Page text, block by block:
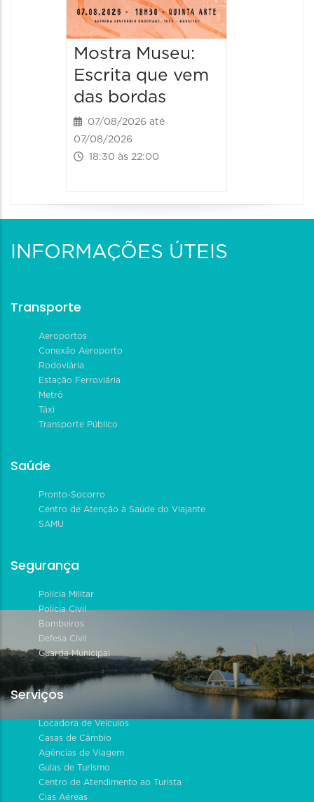
Mostra Museu:
Escrita que vem
das bordas
07/08/2026 até
07/08/2026
18:30 às 22:00
INFORMAÇÕES ÚTEIS
Transporte
Aeroportos
Conexão Aeroporto
Rodoviária
Estação Ferroviária
Metrô
Táxi
Transporte Público
Saúde
Pronto-Socorro
Centro de Atenção à Saúde do Viajante
SAMU
Segurança
Polícia Militar
Polícia Civil
Bombeiros
Defesa Civil
Guarda Municipal
Serviços
Locadora de Veículos
Casas de Câmbio
Agências de Viagem
Guias de Turismo
Centro de Atendimento ao Turista
Cias Aéreas